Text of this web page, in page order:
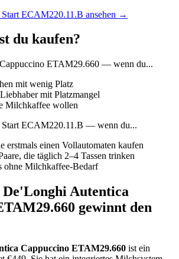
ECAM220.11.B ansehen →
du kaufen?
ETAM29.660 — wenn du...
mit wenig Platz
mit Platzmangel
Milchkaffee wollen
ECAM220.11.B — wenn du...
erstmals einen Vollautomaten kaufen
die täglich 2–4 Tassen trinken
ohne Milchkaffee-Bedarf
De'Longhi Autentica
gewinnt den
Cappuccino ETAM29.660 ist ein